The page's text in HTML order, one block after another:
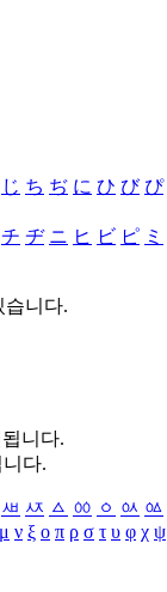
じ ち ぢ に ひ び ぴ
チ ヂ ニ ヒ ビ ピ ミ
습니다.
니다.
다.
ㅽ ㅾ ㅿ ㆀ ㆁ ㆂ ㆃ
μ ν ξ ο π ρ σ τ υ φ χ ψ